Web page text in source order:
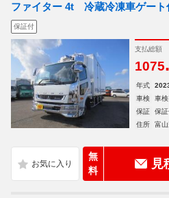
ファイター 4t 冷蔵冷凍車ゲー
保証付
支払総額
1075.
年式
車検
車
保証
保
住所
富
無
料
見